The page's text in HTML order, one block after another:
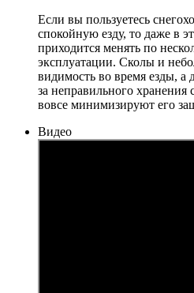
Если вы пользуетесь
спокойную езду, то даже в
приходится менять по
эксплуатации. Сколы и
видимость во время езды, а
за неправильного
вовсе минимизируют его
Видео